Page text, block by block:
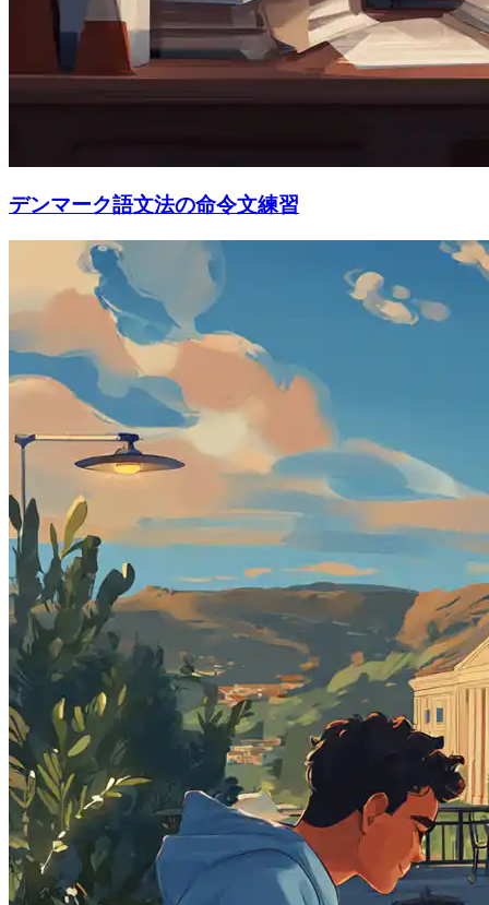
デンマーク語文法の命令文練習